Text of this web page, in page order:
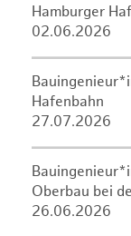
Hamburger
02.06.2026
Hafenbahn
27.07.2026
Oberbau bei
26.06.2026